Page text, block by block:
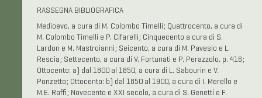
RASSEGNA BIBLIOGRAFICA
Medioevo, a cura di M. Colombo Timelli; Quattrocento, a cura di
M. Colombo Timelli e P. Cifarelli; Cinquecento a cura di S.
Lardon e M. Mastroianni; Seicento, a cura di M. Pavesio e L.
Rescia; Settecento, a cura di V. Fortunati e P. Perazzolo, p. 416;
Ottocento: a) dal 1800 al 1850, a cura di L. Sabourin e V.
Ponzetto; Ottocento: b) dal 1850 al 1900, a cura di I. Merello e
M.E. Raffi; Novecento e XXI secolo, a cura di S. Genetti e F.